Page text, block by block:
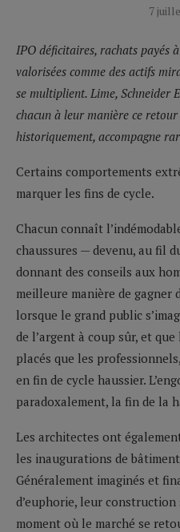
7
IPO déficitaires, rachats payés
valorisées comme des actifs
se multiplient. Lime, Schneider
chacun à leur manière ce
historiquement, accompagne
Certains comportements
marquer les fins de cycle.
Chacun connaît
chaussures — devenu, au fil
donnant des conseils aux
meilleure manière de gagner
lorsque le grand public
de l’argent à coup sûr, et
placés que les
en fin de cycle haussier.
paradoxalement, la fin de la
Les architectes ont
les inaugurations de
Généralement imaginés et
d’euphorie, leur construction
moment où le marché se